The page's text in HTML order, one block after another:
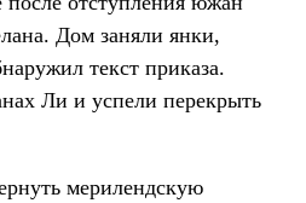
Дом заняли янки,
текст приказа.
Ли и успели перекрыть
мерилендскую